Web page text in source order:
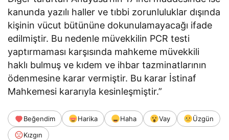
kanunda yazılı haller ve tıbbi zorunluluklar dışında
kişinin vücut bütününe dokunulamayacağı ifade
edilmiştir. Bu nedenle müvekkilin PCR testi
yaptırmaması karşısında mahkeme müvekkili
haklı bulmuş ve kıdem ve ihbar tazminatlarının
ödenmesine karar vermiştir. Bu karar İstinaf
Mahkemesi kararıyla kesinleşmiştir.”
Beğendim Harika Haha Vay
Üzgün
Kızgın